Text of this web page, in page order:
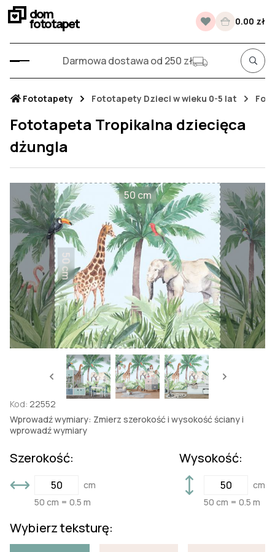
dom
fototapet 0.00 zł
Darmowa dostawa od 250 zł
Fototapety Fototapety Dzieci w wieku 0-5 lat
Fototapeta Tropikalna dziecięca
dżungla
50 cm
50 cm
Kod: 22552
Wprowadź wymiary: Zmierz szerokość i wysokość ściany i
wprowadź wymiary
Szerokość:
cm
50 cm = 0.5 m
Wysokość:
cm
50 cm = 0.5 m
Wybierz teksturę: